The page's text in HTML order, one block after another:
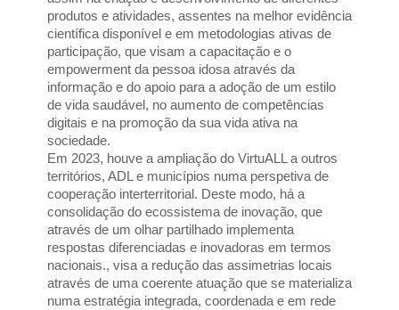
produtos e atividades, assentes na melhor evidência
científica disponível e em metodologias ativas de
participação, que visam a capacitação e o
empowerment da pessoa idosa através da
informação e do apoio para a adoção de um estilo
de vida saudável, no aumento de competências
digitais e na promoção da sua vida ativa na
sociedade.
Em 2023, houve a ampliação do VirtuALL a outros
territórios, ADL e municípios numa perspetiva de
cooperação interterritorial. Deste modo, há a
consolidação do ecossistema de inovação, que
através de um olhar partilhado implementa
respostas diferenciadas e inovadoras em termos
nacionais., visa a redução das assimetrias locais
através de uma coerente atuação que se materializa
numa estratégia integrada, coordenada e em rede